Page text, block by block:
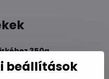
350g
beállítások